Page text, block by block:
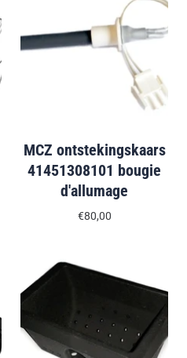
MCZ ontstekingskaars
41451308101 bougie
d'allumage
€80,00